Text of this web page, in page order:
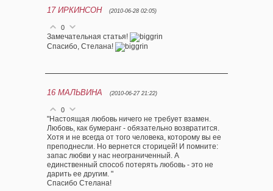
17 ИРКИНСОН (2010-06-28 02:05)
0
Замечательная статья!
Спасибо, Стелана!
16 МАЛЬВИНА (2010-06-27 21:22)
0
"Настоящая любовь ничего не требует взамен.
Любовь, как бумеранг - обязательно возвратится.
Хотя и не всегда от того человека, которому вы ее
преподнесли. Но вернется сторицей! И помните:
запас любви у нас неограниченный. А
единственный способ потерять любовь - это не
дарить ее другим. "
Спасибо Стелана!